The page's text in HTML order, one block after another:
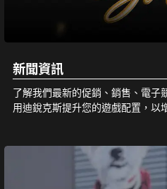
新聞資訊
了解我們最新的促銷、銷售、電子
用迪銳克斯提升您的遊戲配置，以